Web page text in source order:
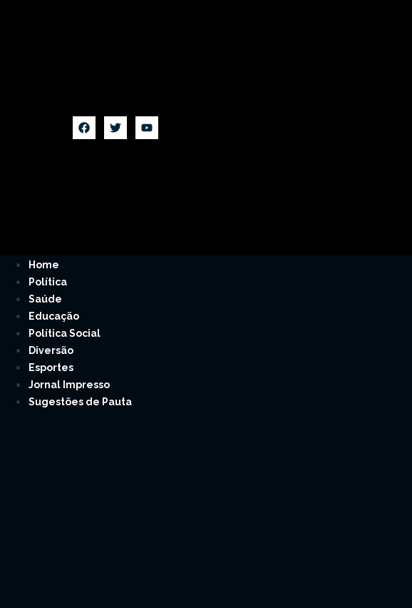
Home
Política
Saúde
Educação
Política Social
Diversão
Esportes
Jornal Impresso
Sugestões de Pauta